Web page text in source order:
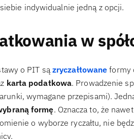
indywidualnie jedną z opcji.
w
o PIT są zryczałtowane formy
karta podatkowa. Prowadzenie
wymagane przepisami).
formę. Oznacza to, że
o wyborze ryczałtu, nie